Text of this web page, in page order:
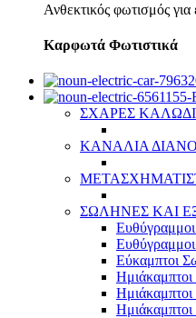
Ανθεκτικός φωτισμός
Καρφωτά Φωτιστικά
ΣΧΑΡΕΣ
ΚΑΝΑΛΙΑ
ΣΩΛΗΝΕΣ ΚΑΙ
Εύκαμπτοι